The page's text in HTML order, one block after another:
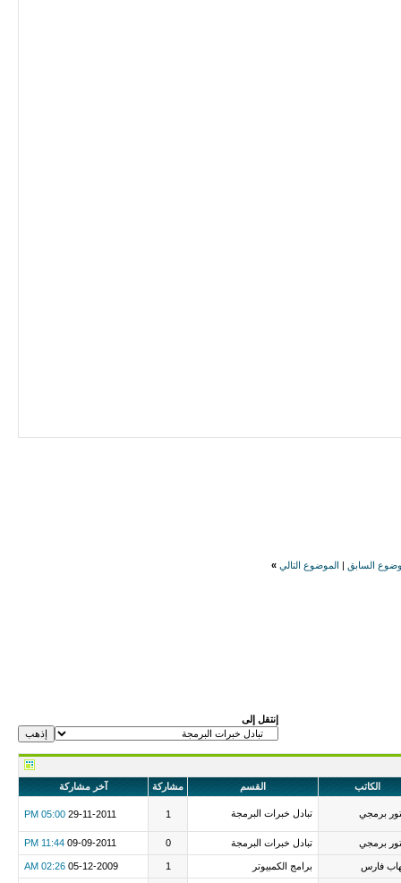
السابق الموضوع التالي »
إنتقل إلى
الكاتب القسم مشاركة آخر مشاركة
برمجي تبادل خبرات البرمجة 1
29-11-2011
05:00 PM
برمجي تبادل خبرات البرمجة 0
09-09-2011
11:44 PM
فارس برامج الكمبيوتر 1
05-12-2009
02:26 AM